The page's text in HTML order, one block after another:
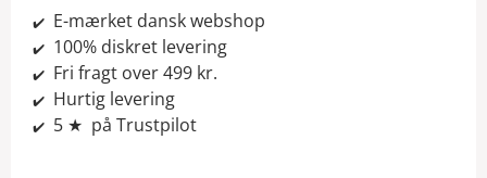
✔️E-mærket dansk webshop
✔️100% diskret levering
✔️Fri fragt over 499 kr.
✔️Hurtig levering
✔️5 ★ på Trustpilot